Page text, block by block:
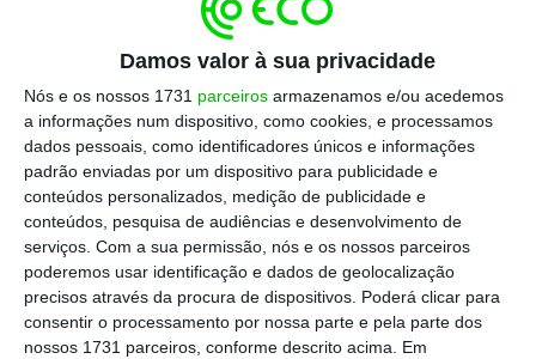
Damos valor à sua privacidade
Nós e os nossos 1731 parceiros armazenamos e/ou acedemos
a informações num dispositivo, como cookies, e processamos
dados pessoais, como identificadores únicos e informações
padrão enviadas por um dispositivo para publicidade e
conteúdos personalizados, medição de publicidade e
conteúdos, pesquisa de audiências e desenvolvimento de
serviços. Com a sua permissão, nós e os nossos parceiros
poderemos usar identificação e dados de geolocalização
precisos através da procura de dispositivos. Poderá clicar para
consentir o processamento por nossa parte e pela parte dos
nossos 1731 parceiros, conforme descrito acima. Em
Assine o ECO Premium
No momento em que a informação é
mais importante do que nunca, apoie
o jornalismo independente e rigoroso.